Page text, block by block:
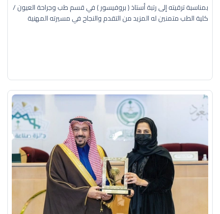
بمناسبة ترقيته إلى رتبة أستاذ ( بروفيسور ) في قسم طب وجراحة العيون /
كلية الطب متمنين له المزيد من التقدم والنجاح في مسيرته المهنية